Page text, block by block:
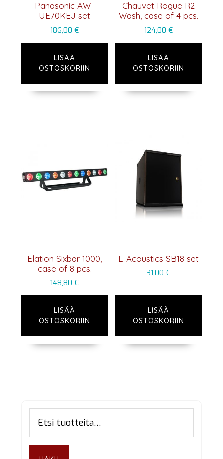
Panasonic AW-
UE70KEJ set
186,00€
LISÄÄ
OSTOSKORIIN
Chauvet Rogue R2
Wash, case of 4 pcs.
124,00 €
LISÄÄ
OSTOSKORIIN
Elation Sixbar 1000,
case of 8 pcs.
148,80€
LISÄÄ
OSTOSKORIIN
L-Acoustics SB18 set
31,00 €
LISÄÄ
OSTOSKORIIN
Ensisijainen
sivupalkki